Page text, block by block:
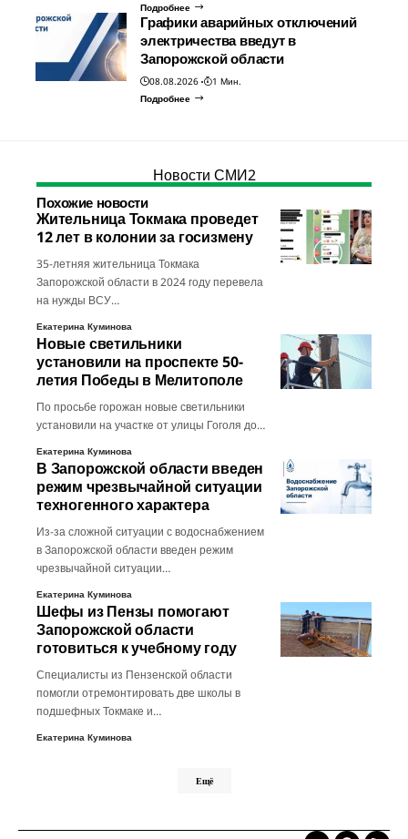
Подробнее
Графики аварийных отключений
электричества введут в
Запорожской области
08.08.2026
1 Мин.
Подробнее
Новости СМИ2
Похожие новости
Жительница Токмака проведет
12 лет в колонии за госизмену
35-летняя жительница Токмака
Запорожской области в 2024 году перевела
на нужды ВСУ…
Екатерина Куминова
Новые светильники
установили на проспекте 50-
летия Победы в Мелитополе
По просьбе горожан новые светильники
установили на участке от улицы Гоголя до…
Екатерина Куминова
В Запорожской области введен
режим чрезвычайной ситуации
техногенного характера
Из-за сложной ситуации с водоснабжением
в Запорожской области введен режим
чрезвычайной ситуации…
Екатерина Куминова
Шефы из Пензы помогают
Запорожской области
готовиться к учебному году
Специалисты из Пензенской области
помогли отремонтировать две школы в
подшефных Токмаке и…
Екатерина Куминова
Ещё